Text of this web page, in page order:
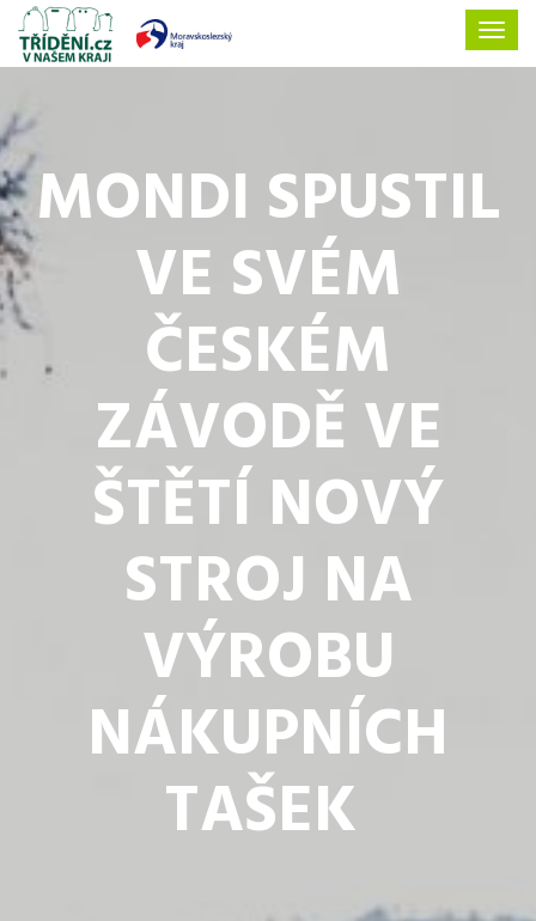
MONDI SPUSTIL
VE SVÉM
ČESKÉM
ZÁVODĚ VE
ŠTĚTÍ NOVÝ
STROJ NA
VÝROBU
NÁKUPNÍCH
TAŠEK